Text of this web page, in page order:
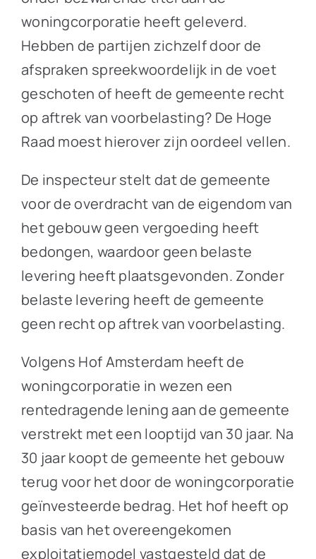
woningcorporatie heeft geleverd.
Hebben de partijen zichzelf door de
afspraken spreekwoordelijk in de voet
geschoten of heeft de gemeente recht
op aftrek van voorbelasting? De Hoge
Raad moest hierover zijn oordeel vellen.
De inspecteur stelt dat de gemeente
voor de overdracht van de eigendom van
het gebouw geen vergoeding heeft
bedongen, waardoor geen belaste
levering heeft plaatsgevonden. Zonder
belaste levering heeft de gemeente
geen recht op aftrek van voorbelasting.
Volgens Hof Amsterdam heeft de
woningcorporatie in wezen een
rentedragende lening aan de gemeente
verstrekt met een looptijd van 30 jaar. Na
30 jaar koopt de gemeente het gebouw
terug voor het door de woningcorporatie
geïnvesteerde bedrag. Het hof heeft op
basis van het overeengekomen
exploitatiemodel vastgesteld dat de